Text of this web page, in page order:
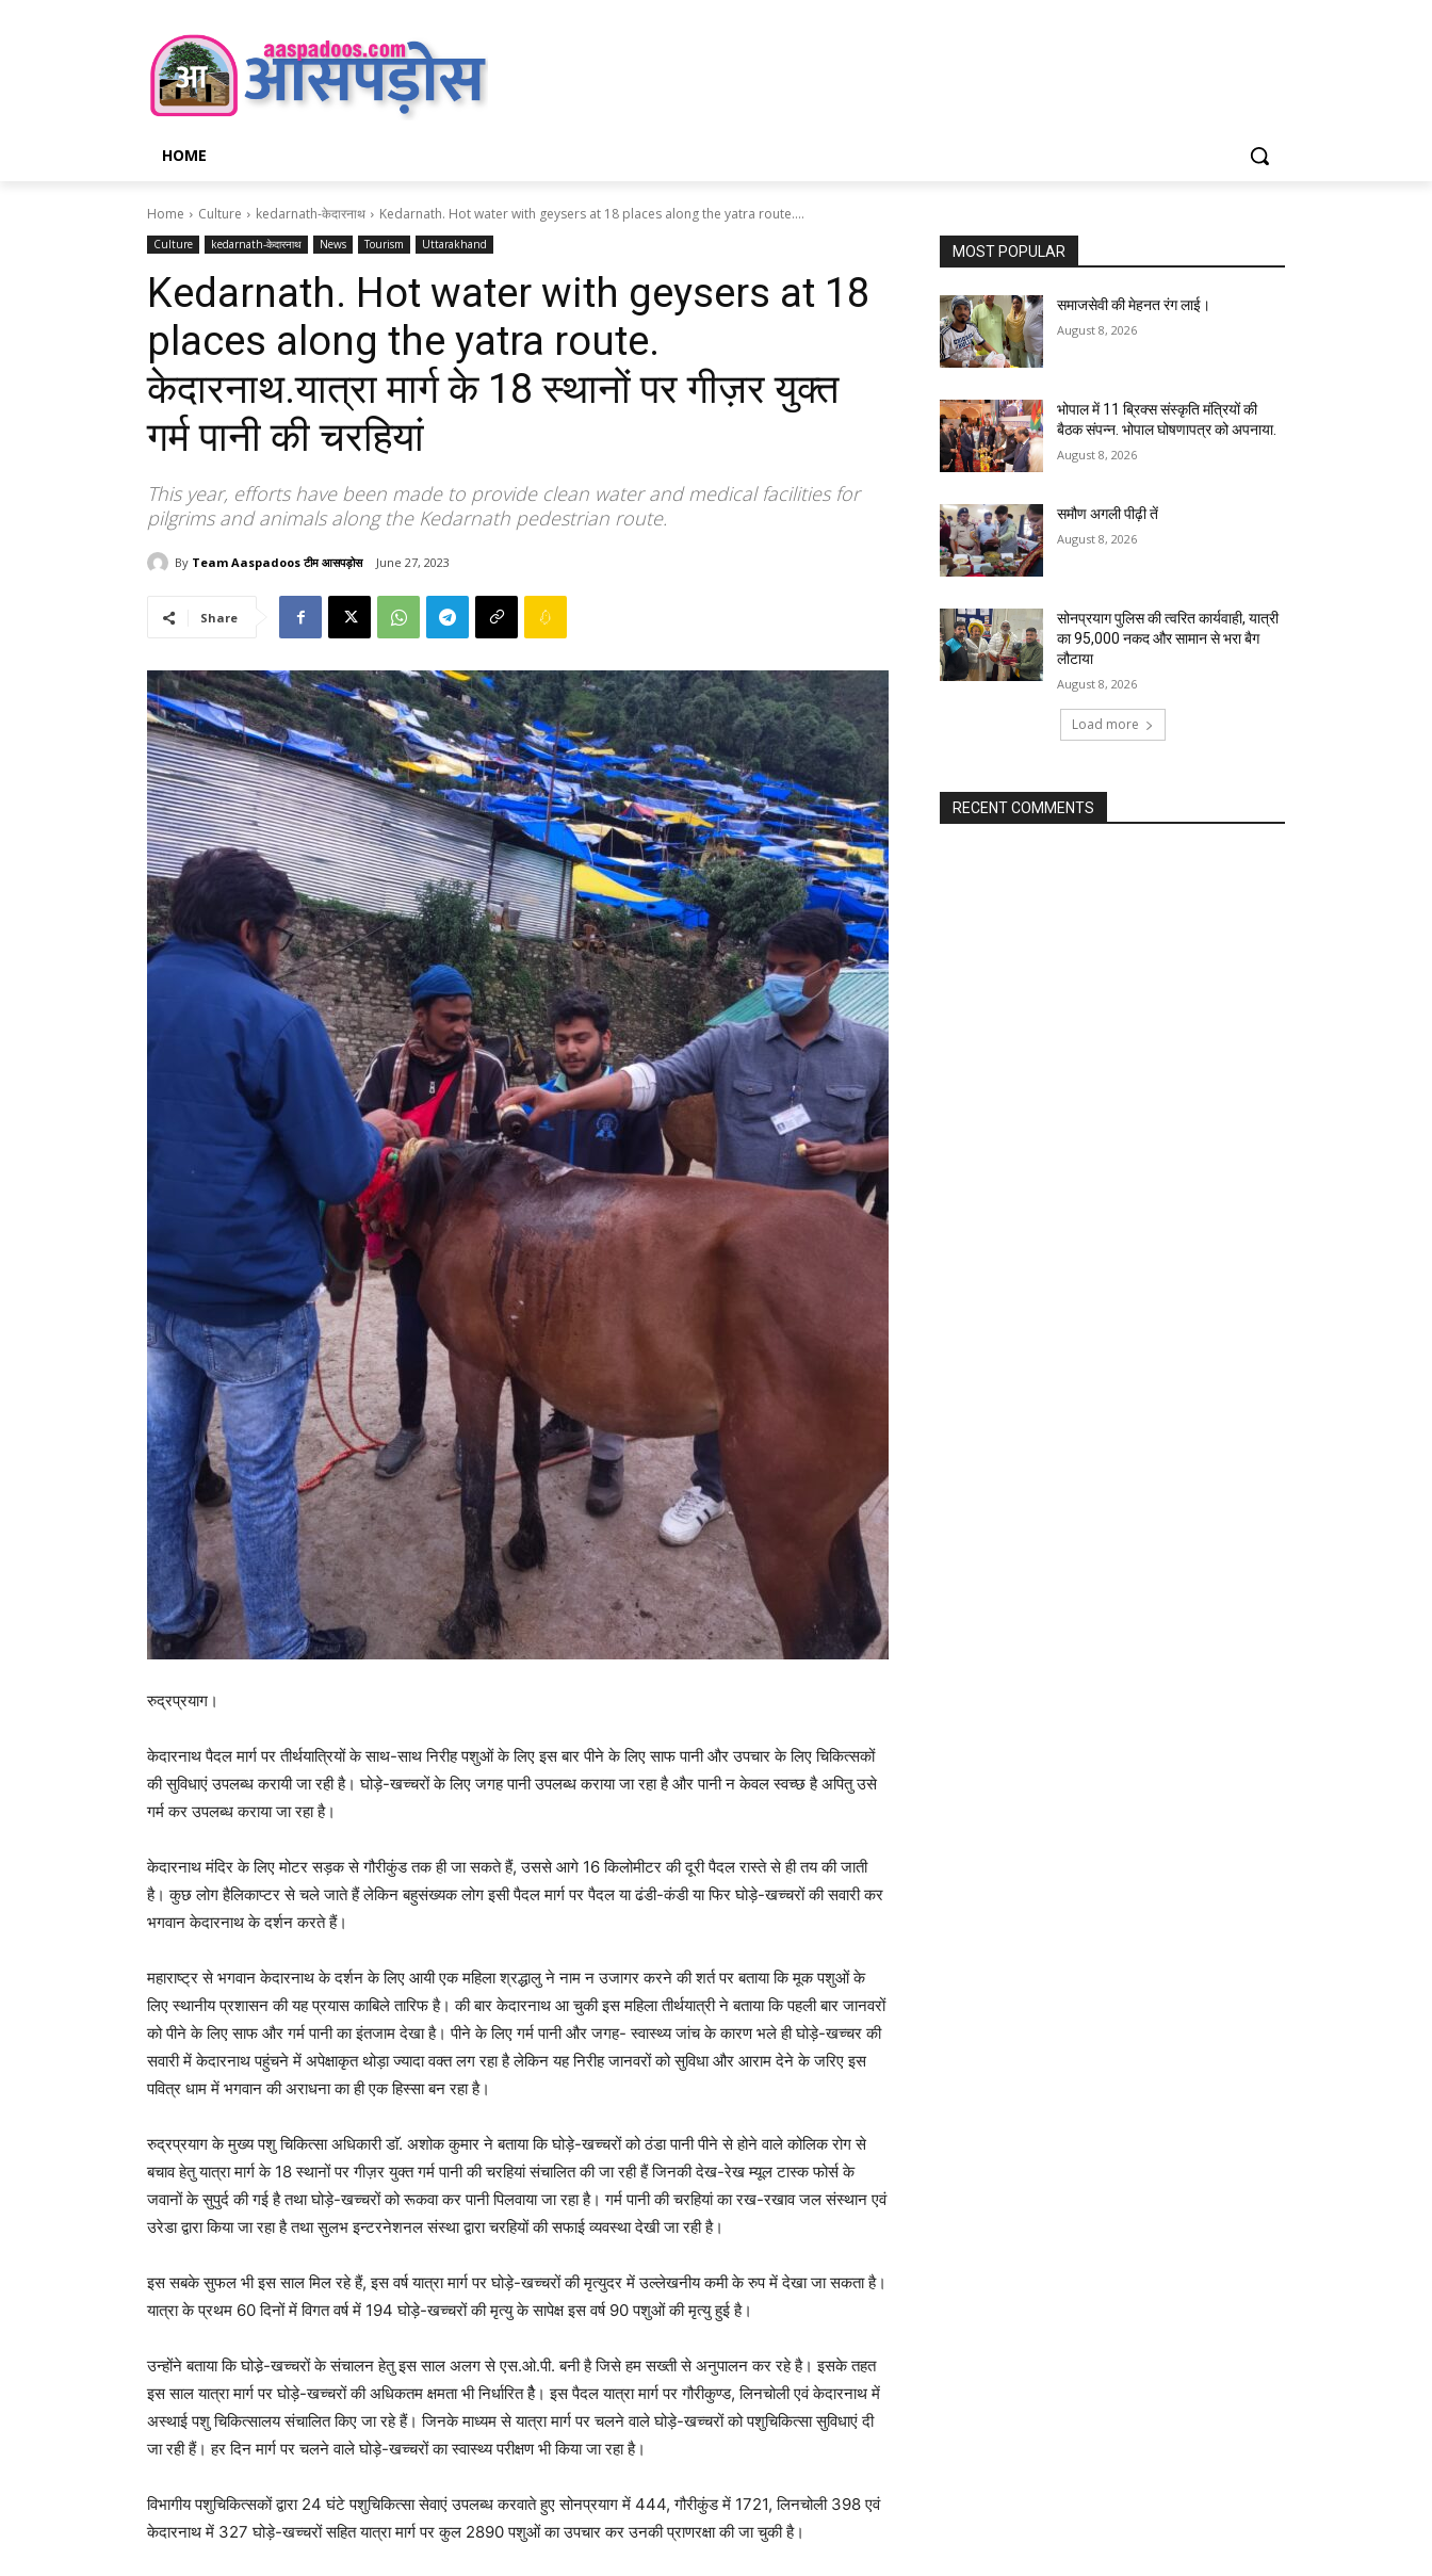
HOME
Home Culture kedarnath-केदारनाथ Kedarnath. Hot water with geysers at 18 places along the yatra route....
Culture kedarnath-केदारनाथ News Tourism Uttarakhand
Kedarnath. Hot water with geysers at 18
places along the yatra route.
केदारनाथ.यात्रा मार्ग के 18 स्थानों पर गीज़र युक्त
गर्म पानी की चरहियां
This year, efforts have been made to provide clean water and medical facilities for
pilgrims and animals along the Kedarnath pedestrian route.
By Team Aaspadoos टीम आसपड़ोस June 27, 2023
Share
रुद्रप्रयाग।
केदारनाथ पैदल मार्ग पर तीर्थयात्रियों के साथ-साथ निरीह पशुओं के लिए इस बार पीने के लिए साफ पानी और उपचार के लिए चिकित्सकों
की सुविधाएं उपलब्ध करायी जा रही है। घोड़े-खच्चरों के लिए जगह पानी उपलब्ध कराया जा रहा है और पानी न केवल स्वच्छ है अपितु उसे
गर्म कर उपलब्ध कराया जा रहा है।
केदारनाथ मंदिर के लिए मोटर सड़क से गौरीकुंड तक ही जा सकते हैं, उससे आगे 16 किलोमीटर की दूरी पैदल रास्ते से ही तय की जाती
है। कुछ लोग हैलिकाप्टर से चले जाते हैं लेकिन बहुसंख्यक लोग इसी पैदल मार्ग पर पैदल या ढंडी-कंडी या फिर घोड़े-खच्चरों की सवारी कर
भगवान केदारनाथ के दर्शन करते हैं।
महाराष्ट्र से भगवान केदारनाथ के दर्शन के लिए आयी एक महिला श्रद्धालु ने नाम न उजागर करने की शर्त पर बताया कि मूक पशुओं के
लिए स्थानीय प्रशासन की यह प्रयास काबिले तारिफ है। की बार केदारनाथ आ चुकी इस महिला तीर्थयात्री ने बताया कि पहली बार जानवरों
को पीने के लिए साफ और गर्म पानी का इंतजाम देखा है। पीने के लिए गर्म पानी और जगह- स्वास्थ्य जांच के कारण भले ही घोड़े-खच्चर की
सवारी में केदारनाथ पहुंचने में अपेक्षाकृत थोड़ा ज्यादा वक्त लग रहा है लेकिन यह निरीह जानवरों को सुविधा और आराम देने के जरिए इस
पवित्र धाम में भगवान की अराधना का ही एक हिस्सा बन रहा है।
रुद्रप्रयाग के मुख्य पशु चिकित्सा अधिकारी डाॅ. अशोक कुमार ने बताया कि घोड़े-खच्चरों को ठंडा पानी पीने से होने वाले कोलिक रोग से
बचाव हेतु यात्रा मार्ग के 18 स्थानों पर गीज़र युक्त गर्म पानी की चरहियां संचालित की जा रही हैं जिनकी देख-रेख म्यूल टास्क फोर्स के
जवानों के सुपुर्द की गई है तथा घोड़े-खच्चरों को रूकवा कर पानी पिलवाया जा रहा है। गर्म पानी की चरहियां का रख-रखाव जल संस्थान एवं
उरेडा द्वारा किया जा रहा है तथा सुलभ इन्टरनेशनल संस्था द्वारा चरहियों की सफाई व्यवस्था देखी जा रही है।
इस सबके सुफल भी इस साल मिल रहे हैं, इस वर्ष यात्रा मार्ग पर घोड़े-खच्चरों की मृत्युदर में उल्लेखनीय कमी के रुप में देखा जा सकता है।
यात्रा के प्रथम 60 दिनों में विगत वर्ष में 194 घोड़े-खच्चरों की मृत्यु के सापेक्ष इस वर्ष 90 पशुओं की मृत्यु हुई है।
उन्होंने बताया कि घोडे़-खच्चरों के संचालन हेतु इस साल अलग से एस.ओ.पी. बनी है जिसे हम सख्ती से अनुपालन कर रहे है। इसके तहत
इस साल यात्रा मार्ग पर घोड़े-खच्चरों की अधिकतम क्षमता भी निर्धारित हैै। इस पैदल यात्रा मार्ग पर गौरीकुण्ड, लिनचोली एवं केदारनाथ में
अस्थाई पशु चिकित्सालय संचालित किए जा रहे हैं। जिनके माध्यम से यात्रा मार्ग पर चलने वाले घोड़े-खच्चरों को पशुचिकित्सा सुविधाएं दी
जा रही हैं। हर दिन मार्ग पर चलने वाले घोड़े-खच्चरों का स्वास्थ्य परीक्षण भी किया जा रहा है।
विभागीय पशुचिकित्सकों द्वारा 24 घंटे पशुचिकित्सा सेवाएं उपलब्ध करवाते हुए सोनप्रयाग में 444, गौरीकुंड में 1721, लिनचोली 398 एवं
केदारनाथ में 327 घोड़े-खच्चरों सहित यात्रा मार्ग पर कुल 2890 पशुओं का उपचार कर उनकी प्राणरक्षा की जा चुकी है।
MOST POPULAR
समाजसेवी की मेहनत रंग लाई।
August 8, 2026
भोपाल में 11 ब्रिक्स संस्कृति मंत्रियों की
बैठक संपन्न. भोपाल घोषणापत्र को अपनाया.
August 8, 2026
समौण अगली पीढ़ी तें
August 8, 2026
सोनप्रयाग पुलिस की त्वरित कार्यवाही, यात्री
का ₹95,000 नकद और सामान से भरा बैग
लौटाया
August 8, 2026
Load more
RECENT COMMENTS